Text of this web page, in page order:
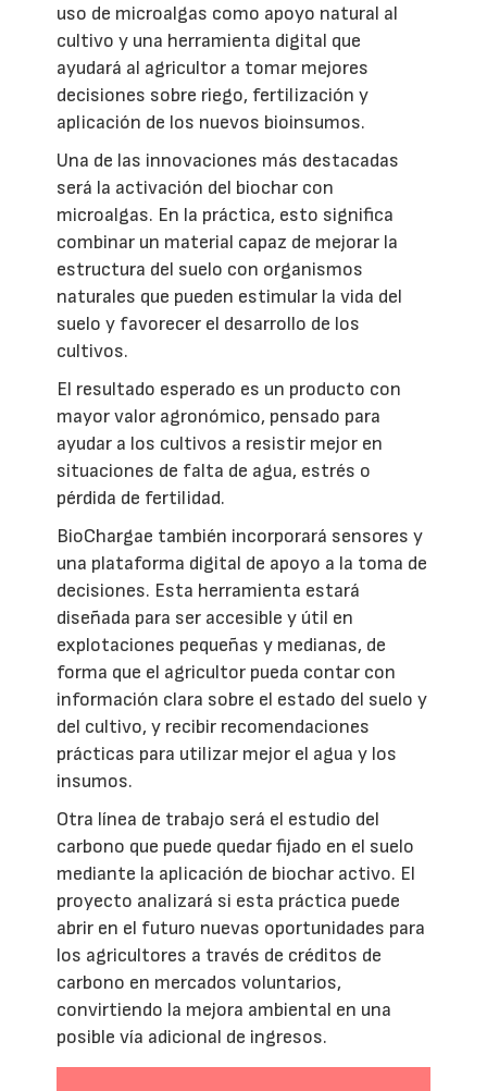
uso de microalgas como apoyo natural al
cultivo y una herramienta digital que
ayudará al agricultor a tomar mejores
decisiones sobre riego, fertilización y
aplicación de los nuevos bioinsumos.
Una de las innovaciones más destacadas
será la activación del biochar con
microalgas. En la práctica, esto significa
combinar un material capaz de mejorar la
estructura del suelo con organismos
naturales que pueden estimular la vida del
suelo y favorecer el desarrollo de los
cultivos.
El resultado esperado es un producto con
mayor valor agronómico, pensado para
ayudar a los cultivos a resistir mejor en
situaciones de falta de agua, estrés o
pérdida de fertilidad.
BioChargae también incorporará sensores y
una plataforma digital de apoyo a la toma de
decisiones. Esta herramienta estará
diseñada para ser accesible y útil en
explotaciones pequeñas y medianas, de
forma que el agricultor pueda contar con
información clara sobre el estado del suelo y
del cultivo, y recibir recomendaciones
prácticas para utilizar mejor el agua y los
insumos.
Otra línea de trabajo será el estudio del
carbono que puede quedar fijado en el suelo
mediante la aplicación de biochar activo. El
proyecto analizará si esta práctica puede
abrir en el futuro nuevas oportunidades para
los agricultores a través de créditos de
carbono en mercados voluntarios,
convirtiendo la mejora ambiental en una
posible vía adicional de ingresos.